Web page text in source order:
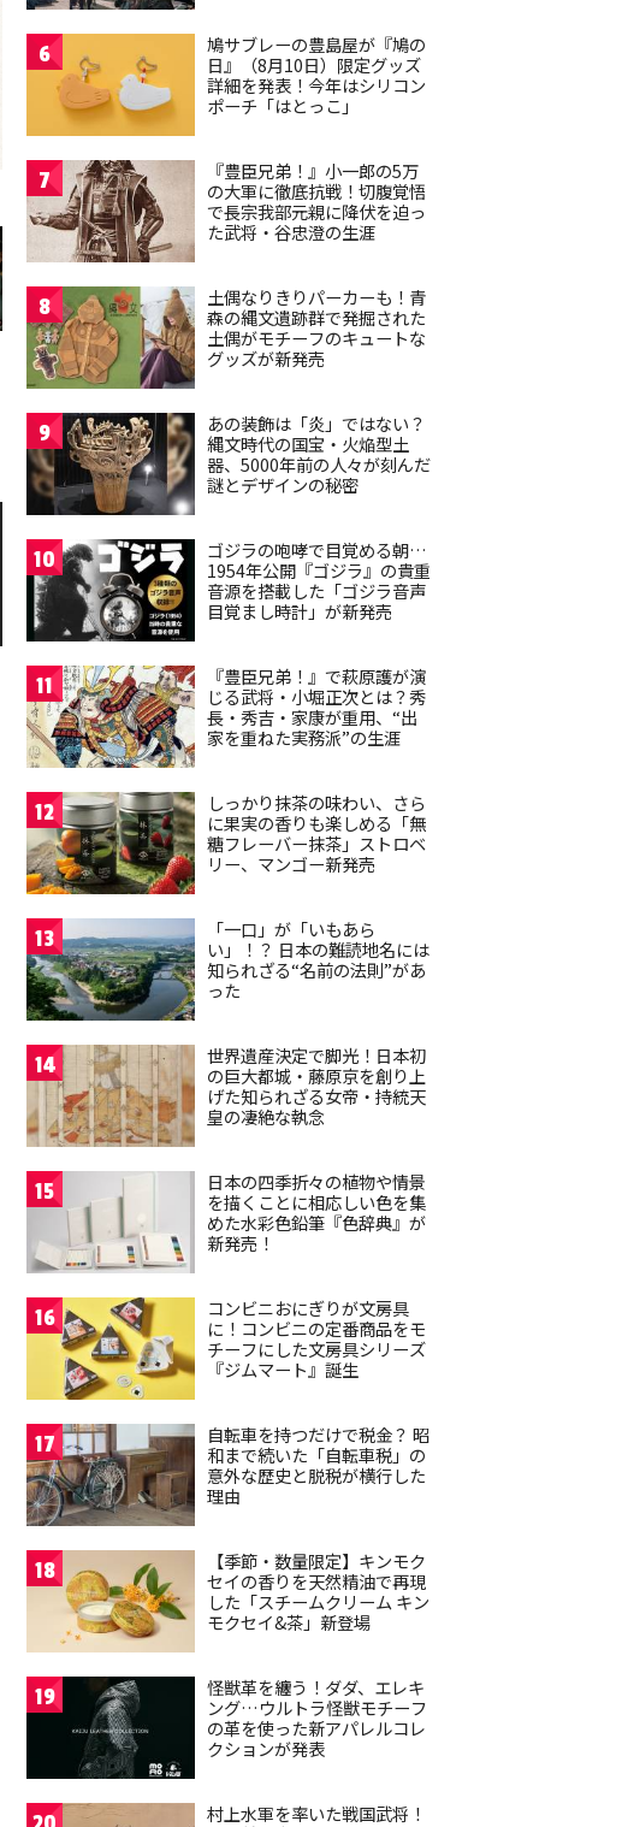
6
鳩サブレーの豊島屋が『鳩の
日』（8月10日）限定グッズ
詳細を発表！今年はシリコン
ポーチ「はとっこ」
7
『豊臣兄弟！』小一郎の5万
の大軍に徹底抗戦！切腹覚悟
で長宗我部元親に降伏を迫っ
た武将・谷忠澄の生涯
8
土偶なりきりパーカーも！青
森の縄文遺跡群で発掘された
土偶がモチーフのキュートな
グッズが新発売
9
あの装飾は「炎」ではない？
縄文時代の国宝・火焔型土
器、5000年前の人々が刻んだ
謎とデザインの秘密
10
ゴジラの咆哮で目覚める朝…
1954年公開『ゴジラ』の貴重
音源を搭載した「ゴジラ音声
目覚まし時計」が新発売
11
『豊臣兄弟！』で萩原護が演
じる武将・小堀正次とは？秀
長・秀吉・家康が重用、“出
家を重ねた実務派”の生涯
12
しっかり抹茶の味わい、さら
に果実の香りも楽しめる「無
糖フレーバー抹茶」ストロベ
リー、マンゴー新発売
13
「一口」が「いもあら
い」！？ 日本の難読地名には
知られざる“名前の法則”があ
った
14
世界遺産決定で脚光！日本初
の巨大都城・藤原京を創り上
げた知られざる女帝・持統天
皇の凄絶な執念
15
日本の四季折々の植物や情景
を描くことに相応しい色を集
めた水彩色鉛筆『色辞典』が
新発売！
16
コンビニおにぎりが文房具
に！コンビニの定番商品をモ
チーフにした文房具シリーズ
『ジムマート』誕生
17
自転車を持つだけで税金？ 昭
和まで続いた「自転車税」の
意外な歴史と脱税が横行した
理由
18
【季節・数量限定】キンモク
セイの香りを天然精油で再現
した「スチームクリーム キン
モクセイ&茶」新登場
19
怪獣革を纏う！ダダ、エレキ
ング…ウルトラ怪獣モチーフ
の革を使った新アパレルコレ
クションが発表
村上水軍を率いた戦国武将！